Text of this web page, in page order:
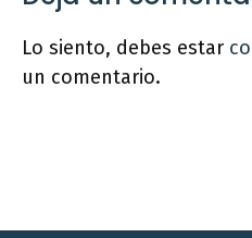
Lo siento, debes estar
un comentario.